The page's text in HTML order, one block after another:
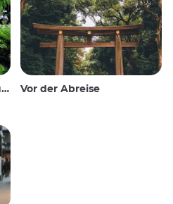
Vor der Abreise